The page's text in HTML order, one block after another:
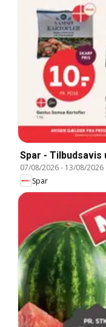
Spar - Tilbudsavis
07/08/2026- 13/08/2026
Spar